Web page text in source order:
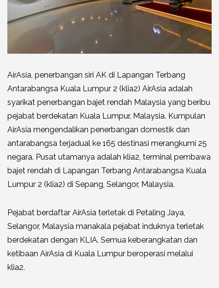
AirAsia, penerbangan siri AK di Lapangan Terbang
Antarabangsa Kuala Lumpur 2 (klia2) AirAsia adalah
syarikat penerbangan bajet rendah Malaysia yang beribu
pejabat berdekatan Kuala Lumpur, Malaysia. Kumpulan
AirAsia mengendalikan penerbangan domestik dan
antarabangsa terjadual ke 165 destinasi merangkumi 25
negara. Pusat utamanya adalah klia2, terminal pembawa
bajet rendah di Lapangan Terbang Antarabangsa Kuala
Lumpur 2 (klia2) di Sepang, Selangor, Malaysia.
Pejabat berdaftar AirAsia terletak di Petaling Jaya,
Selangor, Malaysia manakala pejabat induknya terletak
berdekatan dengan KLIA. Semua keberangkatan dan
ketibaan AirAsia di Kuala Lumpur beroperasi melalui
klia2.